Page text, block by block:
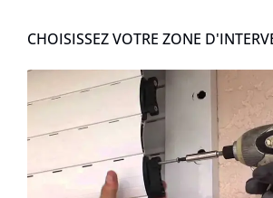
CHOISISSEZ VOTRE ZONE